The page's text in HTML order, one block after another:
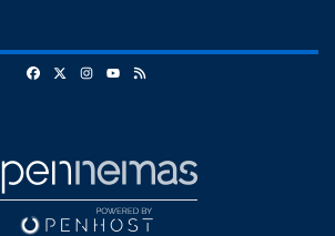
FacebookInstagram